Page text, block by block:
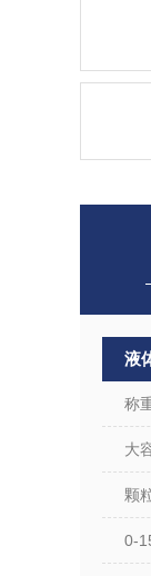
液
称
大
颗
0-